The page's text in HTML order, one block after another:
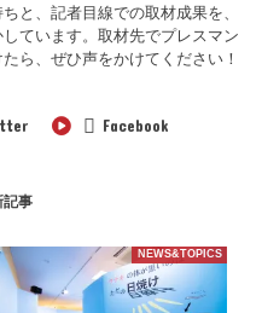
と、記者目線での取材成果を、
ています。取材先でプレスマン
ら、ぜひ声をかけてください！
Facebook
記事
NEWS&TOPICS